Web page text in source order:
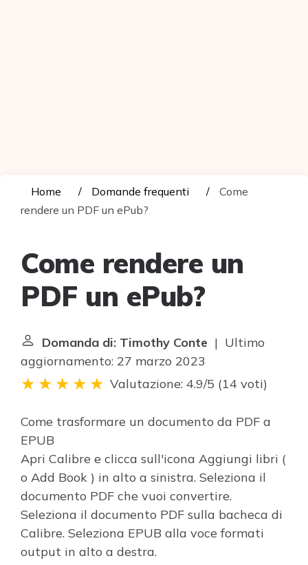
Home Domande frequenti
Come
rendere un PDF un ePub?
Come rendere un
PDF un ePub?
Domanda di: Timothy Conte | Ultimo
aggiornamento: 27 marzo 2023
Valutazione: 4.9/5 (14 voti)
Come trasformare un documento da PDF a
EPUB
Apri Calibre e clicca sull'icona Aggiungi libri (
o Add Book ) in alto a sinistra. Seleziona il
documento PDF che vuoi convertire.
Seleziona il documento PDF sulla bacheca di
Calibre. Seleziona EPUB alla voce formati
output in alto a destra.